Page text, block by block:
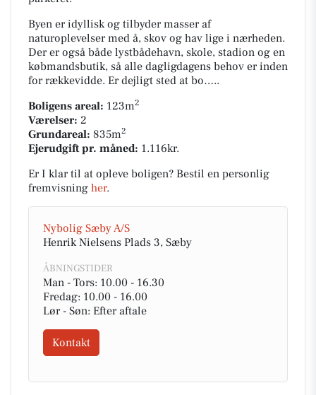
Byen er idyllisk og tilbyder masser af
naturoplevelser med å, skov og hav lige i nærheden.
Der er også både lystbådehavn, skole, stadion og en
købmandsbutik, så alle dagligdagens behov er inden
for rækkevidde. Er dejligt sted at bo…..
Boligens areal: 123m2
Værelser: 2
Grundareal: 835m2
Ejerudgift pr. måned: 1.116kr.
Er I klar til at opleve boligen? Bestil en personlig
fremvisning her.
Nybolig Sæby A/S
Henrik Nielsens Plads 3, Sæby
ÅBNINGSTIDER
Man - Tors: 10.00 - 16.30
Fredag: 10.00 - 16.00
Lør - Søn: Efter aftale
Kontakt